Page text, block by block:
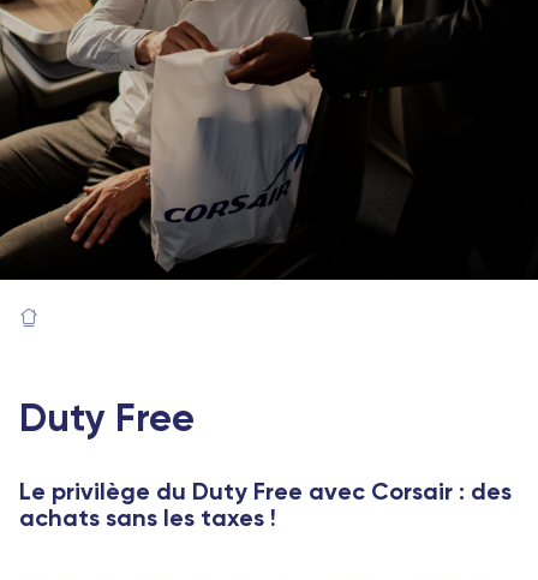
Duty Free
Le privilège du Duty Free avec Corsair : des
achats sans les taxes !